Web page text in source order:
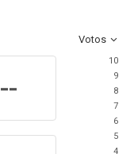
Votos
--
10
9
8
7
6
5
4